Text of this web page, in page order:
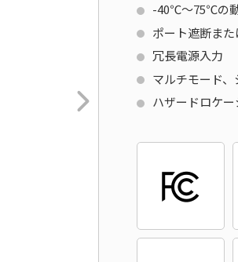
-40℃～75℃の
ポート遮断ま
冗長電源入力
マルチモード
ハザードロケ